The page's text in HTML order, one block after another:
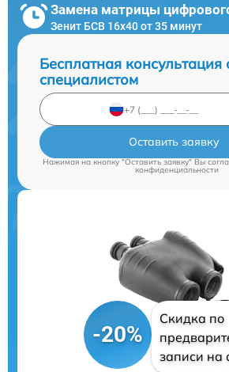
Замена матрицы
Зенит БСВ 16х40 от 35 минут
Бесплатная консультация
специалистом
Оставить заявку
Нажимая на кнопку "Оставить заявку" Вы
конфиденциальности
-20%
Скидка по
записи на